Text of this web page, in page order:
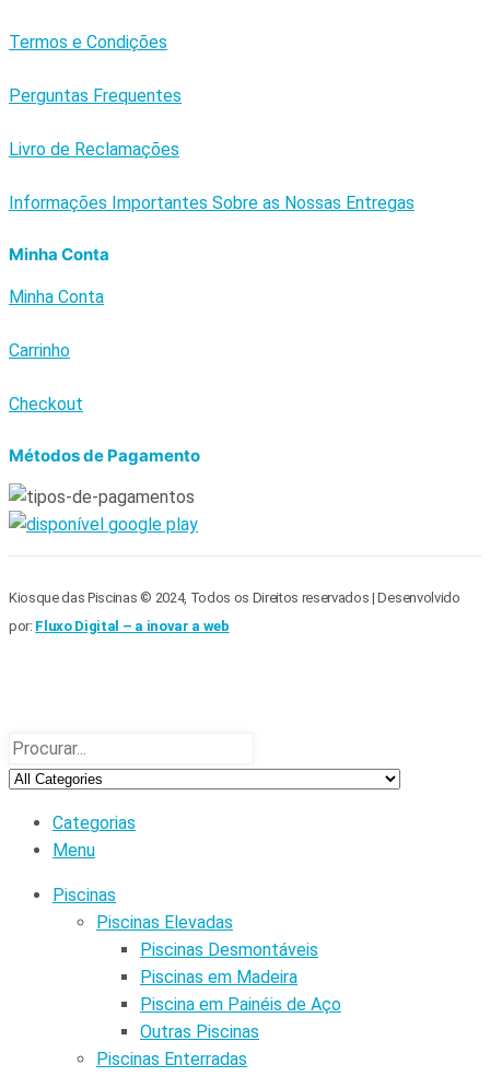
Termos e Condições
Perguntas Frequentes
Livro de Reclamações
Informações Importantes Sobre as Nossas Entregas
Minha Conta
Minha Conta
Carrinho
Checkout
Métodos de Pagamento
Kiosque das Piscinas © 2024, Todos os Direitos reservados | Desenvolvido
por: Fluxo Digital – a inovar a web
Categorias
Menu
Piscinas
Piscinas Elevadas
Piscinas Desmontáveis
Piscinas em Madeira
Piscina em Painéis de Aço
Outras Piscinas
Piscinas Enterradas